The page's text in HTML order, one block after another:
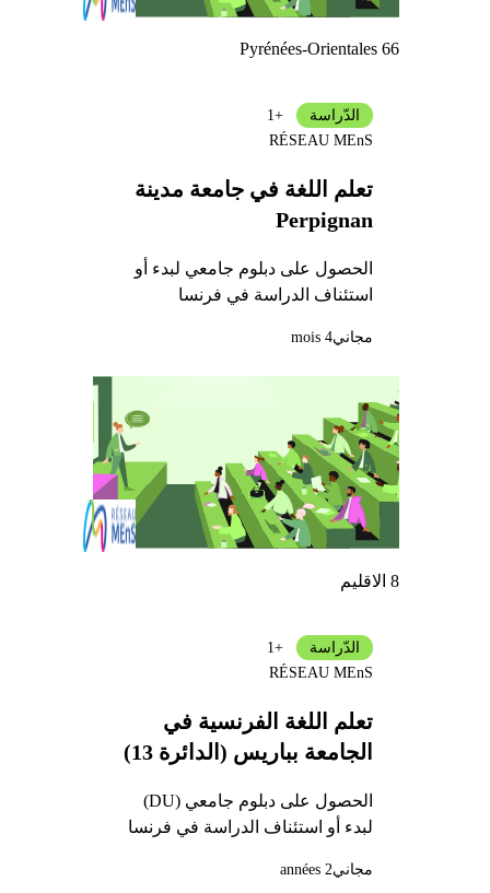
Pyrénées-Orientales 66
تعلم اللغة في جامعة مدينة
Perpignan
الحصول على دبلوم جامعي لبدء أو
استئناف الدراسة في فرنسا
الدّراسة
+1
RÉSEAU MEnS
مجاني4 mois
8 الاقليم
تعلم اللغة الفرنسية في
الجامعة بباريس (الدائرة 13)
الحصول على دبلوم جامعي (DU)
لبدء أو استئناف الدراسة في فرنسا
الدّراسة
+1
RÉSEAU MEnS
مجاني2 années